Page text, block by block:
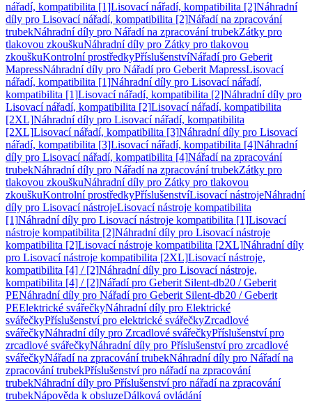
nářadí, kompatibilita [1]Lisovací nářadí, kompatibilita [2]Náhradní
díly pro Lisovací nářadí, kompatibilita [2]Nářadí na zpracování
trubekNáhradní díly pro Nářadí na zpracování trubekZátky pro
tlakovou zkouškuNáhradní díly pro Zátky pro tlakovou
zkouškuKontrolní prostředkyPříslušenstvíNářadí pro Geberit
MapressNáhradní díly pro Nářadí pro Geberit MapressLisovací
nářadí, kompatibilita [1]Náhradní díly pro Lisovací nářadí,
kompatibilita [1]Lisovací nářadí, kompatibilita [2]Náhradní díly pro
Lisovací nářadí, kompatibilita [2]Lisovací nářadí, kompatibilita
[2XL]Náhradní díly pro Lisovací nářadí, kompatibilita
[2XL]Lisovací nářadí, kompatibilita [3]Náhradní díly pro Lisovací
nářadí, kompatibilita [3]Lisovací nářadí, kompatibilita [4]Náhradní
díly pro Lisovací nářadí, kompatibilita [4]Nářadí na zpracování
trubekNáhradní díly pro Nářadí na zpracování trubekZátky pro
tlakovou zkouškuNáhradní díly pro Zátky pro tlakovou
zkouškuKontrolní prostředkyPříslušenstvíLisovací nástrojeNáhradní
díly pro Lisovací nástrojeLisovací nástroje kompatibilita
[1]Náhradní díly pro Lisovací nástroje kompatibilita [1]Lisovací
nástroje kompatibilita [2]Náhradní díly pro Lisovací nástroje
kompatibilita [2]Lisovací nástroje kompatibilita [2XL]Náhradní díly
pro Lisovací nástroje kompatibilita [2XL]Lisovací nástroje,
kompatibilita [4] / [2]Náhradní díly pro Lisovací nástroje,
kompatibilita [4] / [2]Nářadí pro Geberit Silent-db20 / Geberit
PENáhradní díly pro Nářadí pro Geberit Silent-db20 / Geberit
PEElektrické svářečkyNáhradní díly pro Elektrické
svářečkyPříslušenství pro elektrické svářečkyZrcadlové
svářečkyNáhradní díly pro Zrcadlové svářečkyPříslušenství pro
zrcadlové svářečkyNáhradní díly pro Příslušenství pro zrcadlové
svářečkyNářadí na zpracování trubekNáhradní díly pro Nářadí na
zpracování trubekPříslušenství pro nářadí na zpracování
trubekNáhradní díly pro Příslušenství pro nářadí na zpracování
trubekNápověda k obsluzeDálková ovládání